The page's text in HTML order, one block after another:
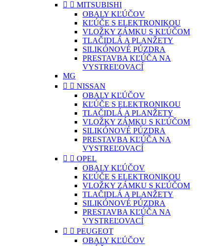
  MITSUBISHI
OBALY KĽÚČOV
KĽÚČE S ELEKTRONIKOU
VLOŽKY ZÁMKU S KĽÚČOM
TLAČIDLÁ A PLANŽETY
SILIKÓNOVÉ PÚZDRA
PRESTAVBA KĽÚČA NA
VYSTREĽOVACÍ
MG
  NISSAN
OBALY KĽÚČOV
KĽÚČE S ELEKTRONIKOU
TLAČIDLÁ A PLANŽETY
VLOŽKY ZÁMKU S KĽÚČOM
SILIKÓNOVÉ PÚZDRA
PRESTAVBA KĽÚČA NA
VYSTREĽOVACÍ
  OPEL
OBALY KĽÚČOV
KĽÚČE S ELEKTRONIKOU
VLOŽKY ZÁMKU S KĽÚČOM
TLAČIDLÁ A PLANŽETY
SILIKÓNOVÉ PÚZDRA
PRESTAVBA KĽÚČA NA
VYSTREĽOVACÍ
  PEUGEOT
OBALY KĽÚČOV